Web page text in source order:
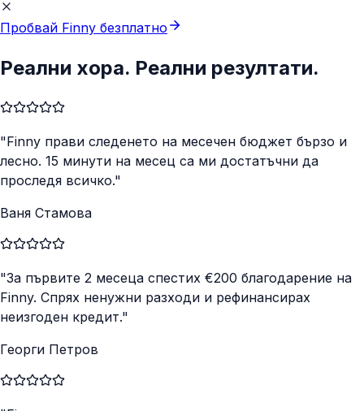
Пробвай Finny безплатно
Реални хора. Реални резултати.
"Finny прави следенето на месечен бюджет бързо и
лесно. 15 минути на месец са ми достатъчни да
проследя всичко."
Ваня Стамова
"За първите 2 месеца спестих €200 благодарение на
Finny. Спрях ненужни разходи и рефинансирах
неизгоден кредит."
Георги Петров